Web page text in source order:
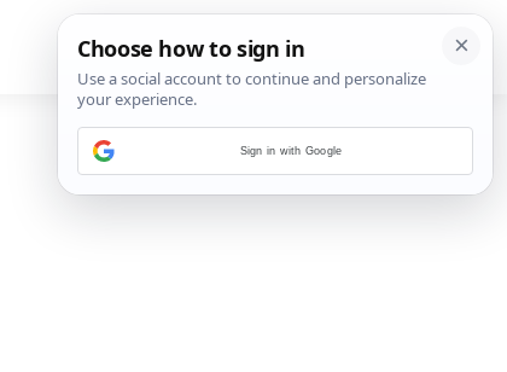
Sign in with Google